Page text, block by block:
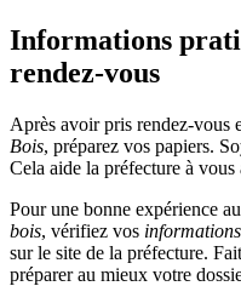
Informations
rendez-vous
Après avoir pris rendez-vous
Bois, préparez vos papiers.
Cela aide la préfecture à
Pour une bonne expérience au
bois, vérifiez vos
sur le site de la préfecture.
préparer au mieux votre